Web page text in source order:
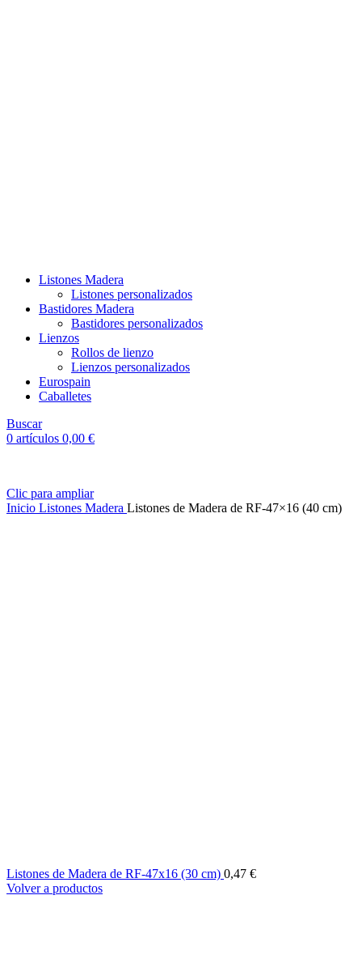
Listones Madera
Listones personalizados
Bastidores Madera
Bastidores personalizados
Lienzos
Rollos de lienzo
Lienzos personalizados
Eurospain
Caballetes
Buscar
0 artículos 0,00 €
Clic para ampliar
Inicio Listones Madera Listones de Madera de RF-47×16 (40 cm)
Listones de Madera de RF-47x16 (30 cm) 0,47 €
Volver a productos